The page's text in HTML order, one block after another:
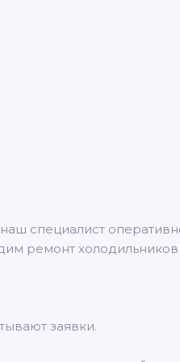
специалист
ремонт
заявки.